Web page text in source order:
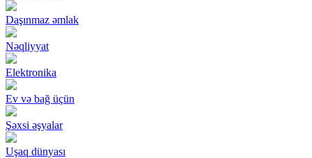
Daşınmaz əmlak
Nəqliyyat
Elektronika
Ev və bağ üçün
Şəxsi əşyalar
Uşaq dünyası